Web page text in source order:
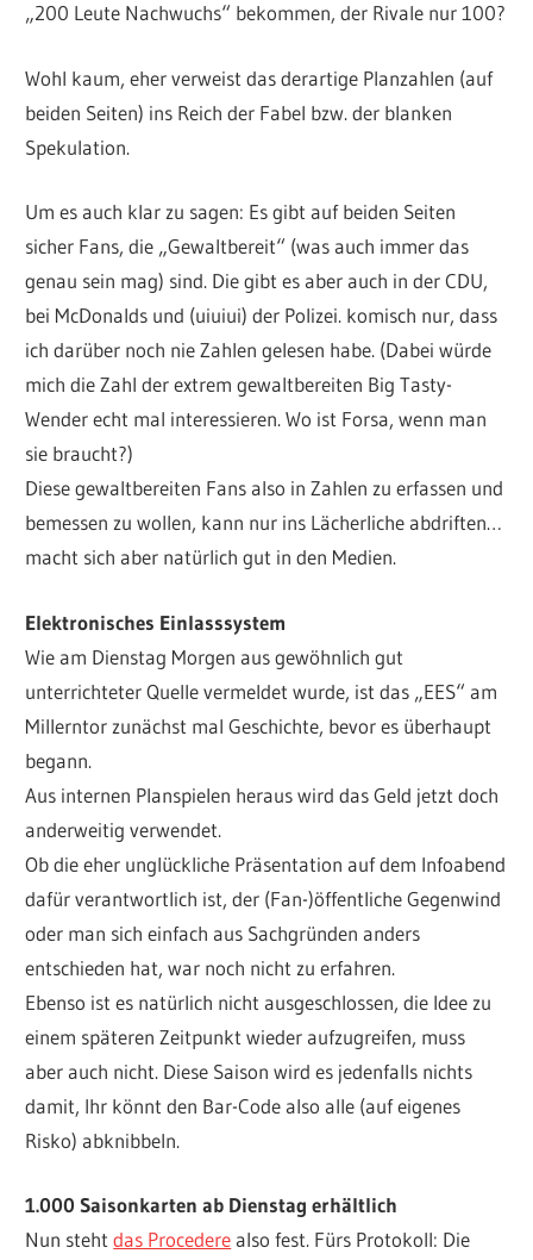
„200 Leute Nachwuchs“ bekommen, der Rivale nur 100?
Wohl kaum, eher verweist das derartige Planzahlen (auf
beiden Seiten) ins Reich der Fabel bzw. der blanken
Spekulation.
Um es auch klar zu sagen: Es gibt auf beiden Seiten
sicher Fans, die „Gewaltbereit“ (was auch immer das
genau sein mag) sind. Die gibt es aber auch in der CDU,
bei McDonalds und (uiuiui) der Polizei. komisch nur, dass
ich darüber noch nie Zahlen gelesen habe. (Dabei würde
mich die Zahl der extrem gewaltbereiten Big Tasty-
Wender echt mal interessieren. Wo ist Forsa, wenn man
sie braucht?)
Diese gewaltbereiten Fans also in Zahlen zu erfassen und
bemessen zu wollen, kann nur ins Lächerliche abdriften…
macht sich aber natürlich gut in den Medien.
Elektronisches Einlasssystem
Wie am Dienstag Morgen aus gewöhnlich gut
unterrichteter Quelle vermeldet wurde, ist das „EES“ am
Millerntor zunächst mal Geschichte, bevor es überhaupt
begann.
Aus internen Planspielen heraus wird das Geld jetzt doch
anderweitig verwendet.
Ob die eher unglückliche Präsentation auf dem Infoabend
dafür verantwortlich ist, der (Fan-)öffentliche Gegenwind
oder man sich einfach aus Sachgründen anders
entschieden hat, war noch nicht zu erfahren.
Ebenso ist es natürlich nicht ausgeschlossen, die Idee zu
einem späteren Zeitpunkt wieder aufzugreifen, muss
aber auch nicht. Diese Saison wird es jedenfalls nichts
damit, Ihr könnt den Bar-Code also alle (auf eigenes
Risko) abknibbeln.
1.000 Saisonkarten ab Dienstag erhältlich
Nun stehtdas Procederealso fest. Fürs Protokoll: Die